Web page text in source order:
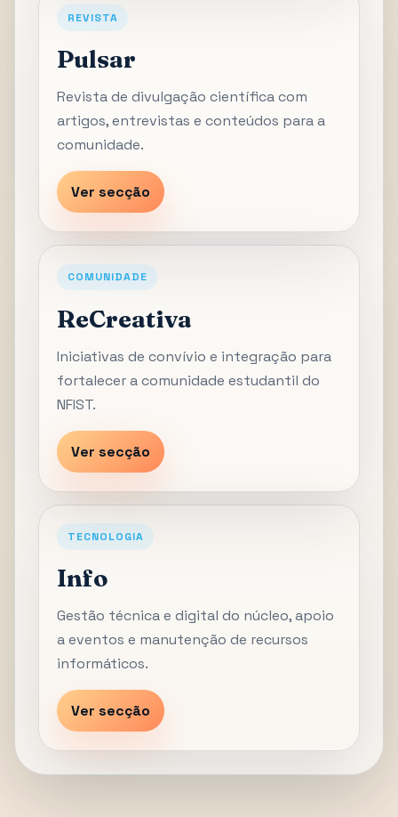
REVISTA
Pulsar
Revista de divulgação científica com
artigos, entrevistas e conteúdos para a
comunidade.
Ver secção
COMUNIDADE
ReCreativa
Iniciativas de convívio e integração para
fortalecer a comunidade estudantil do
NFIST.
Ver secção
TECNOLOGIA
Info
Gestão técnica e digital do núcleo, apoio
a eventos e manutenção de recursos
informáticos.
Ver secção